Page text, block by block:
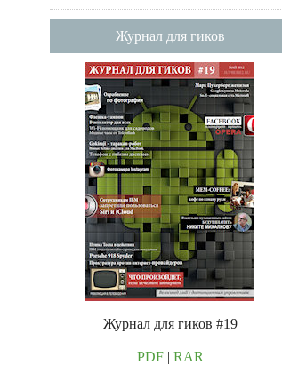
Журнал для гиков
Журнал для гиков #19
PDF| RAR